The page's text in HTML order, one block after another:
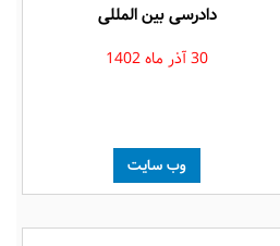
دادرسی بین المللی
30 آذر ماه 1402
وب سایت